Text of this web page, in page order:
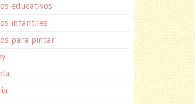
educativos
infantiles
para pintar